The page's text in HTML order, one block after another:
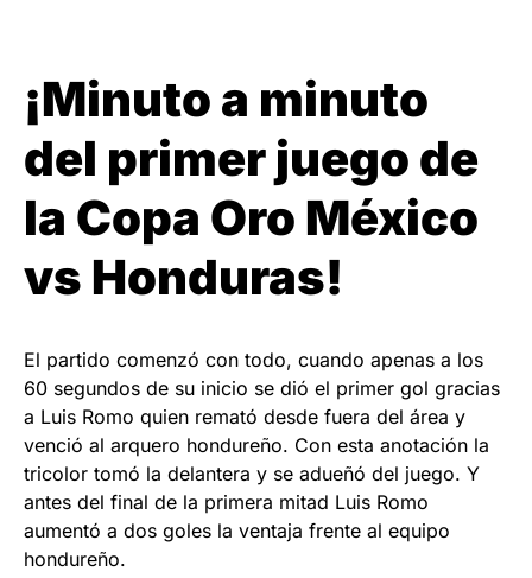
¡Minuto a minuto
del primer juego de
la Copa Oro México
vs Honduras!
El partido comenzó con todo, cuando apenas a los
60 segundos de su inicio se dió el primer gol gracias
a Luis Romo quien remató desde fuera del área y
venció al arquero hondureño. Con esta anotación la
tricolor tomó la delantera y se adueñó del juego. Y
antes del final de la primera mitad Luis Romo
aumentó a dos goles la ventaja frente al equipo
hondureño.